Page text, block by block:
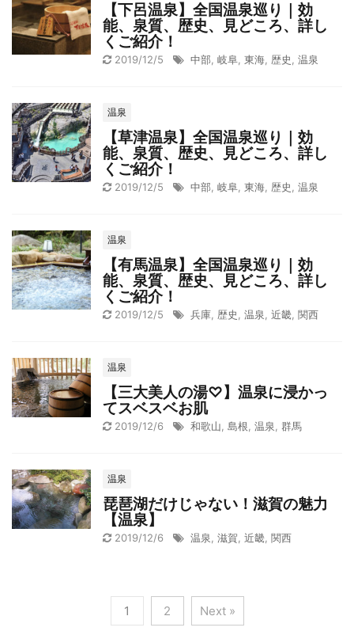
【下呂温泉】全国温泉巡り｜効
能、泉質、歴史、見どころ、詳し
くご紹介！
2019/12/5 中部 岐阜 東海 歴史 温泉
温泉
【草津温泉】全国温泉巡り｜効
能、泉質、歴史、見どころ、詳し
くご紹介！
2019/12/5 中部 岐阜 東海 歴史 温泉
温泉
【有馬温泉】全国温泉巡り｜効
能、泉質、歴史、見どころ、詳し
くご紹介！
2019/12/5 兵庫 歴史 温泉 近畿 関西
温泉
【三大美人の湯♡】温泉に浸かっ
てスベスベお肌
2019/12/6 和歌山 島根 温泉 群馬
温泉
琵琶湖だけじゃない！滋賀の魅力
【温泉】
2019/12/6 温泉 滋賀 近畿 関西
1 2 Next »